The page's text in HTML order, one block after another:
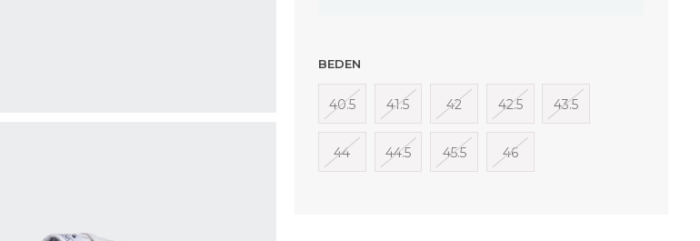
BEDEN
40.5 41.5 42 42.5 43.5
44 44.5 45.5 46